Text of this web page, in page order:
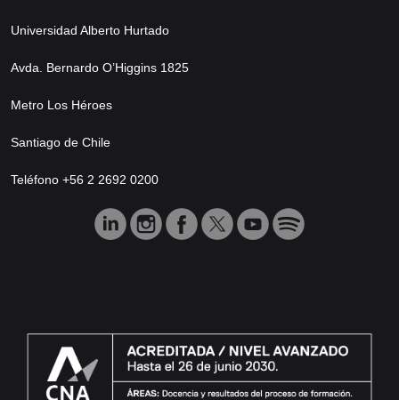
Universidad Alberto Hurtado
Avda. Bernardo O’Higgins 1825
Metro Los Héroes
Santiago de Chile
Teléfono +56 2 2692 0200